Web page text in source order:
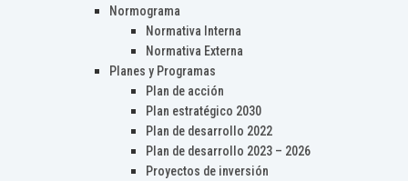
Normograma
Normativa Interna
Normativa Externa
Planes y Programas
Plan de acción
Plan estratégico 2030
Plan de desarrollo 2022
Plan de desarrollo 2023 – 2026
Proyectos de inversión